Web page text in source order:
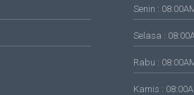
Senin :
Selasa :
Rabu :
Kamis :